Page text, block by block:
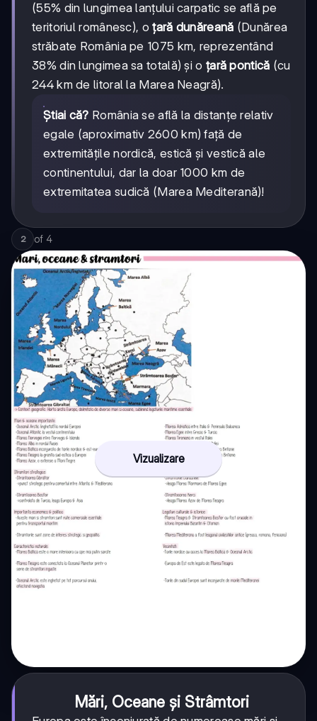
(55% din lungimea lanțului carpatic se află pe
teritoriul românesc), oțară dunăreană (Dunărea
străbate România pe 1075 km, reprezentând
38% din lungimea sa totală) și o țară pontică (cu
244 km de litoral la Marea Neagră).
Știai că? România se află la distanțe relativ
egale (aproximativ 2600 km) față de
extremitățile nordică, estică și vestică ale
continentului, dar la doar 1000 km de
extremitatea sudică (Marea Mediterană)!
2 of 4
Vizualizare
Mări, Oceane și Strâmtori